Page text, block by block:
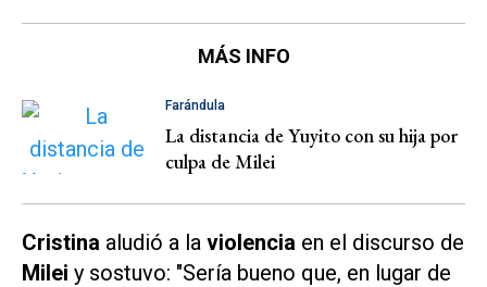
MÁS INFO
Farándula
La distancia de Yuyito con su hija por
culpa de Milei
Cristina aludió a la violencia en el discurso de
Milei y sostuvo: "Sería bueno que, en lugar de